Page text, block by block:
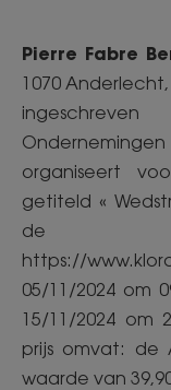
Pierre Fabre
1070
organiseert
getiteld «
de
https://
05/11/2024 om
15/11/2024 om
prijs omvat: de
waarde van